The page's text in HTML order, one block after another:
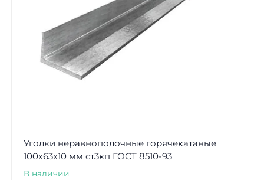
Уголки неравнополочные горячекатаные
100х63х10 мм ст3кп ГОСТ 8510-93
В наличии